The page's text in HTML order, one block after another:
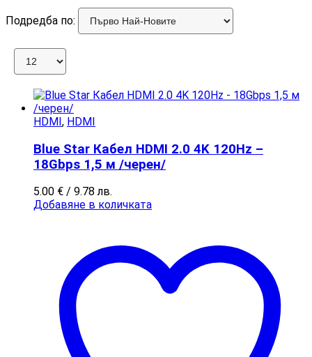
Подредба по:
HDMI, HDMI
Blue Star Кабел HDMI 2.0 4K 120Hz –
18Gbps 1,5 м /черен/
5.00 € / 9.78 лв.
Добавяне в количката